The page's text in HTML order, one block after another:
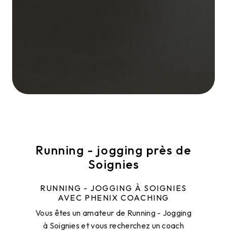
Running - jogging près de
Soignies
RUNNING - JOGGING À SOIGNIES
AVEC PHENIX COACHING
Vous êtes un amateur de Running - Jogging
à Soignies et vous recherchez un coach